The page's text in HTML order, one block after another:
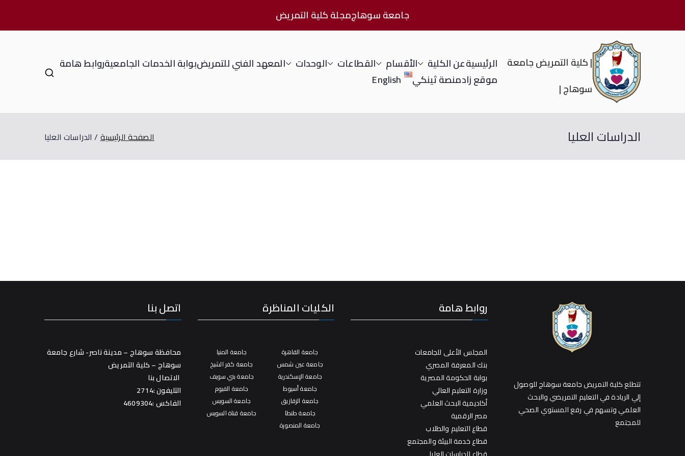
جامعة سوهاجمجلة كلية التمريض
| كلية التمريض جامعة
سوهاج |
الرئيسيةعن الكلية الأقسام القطاعات الوحدات المعهد الفني للتمريضبوابة الخدمات الجامعيةروابط هامة
موقع زادمنصة ثينكي English
الدراسات العليا الصفحة الرئيسية الدراسات العليا
تتطلع كلية التمريض جامعة سوهاج للوصول
إلي الريادة في التعليم التمريضي والبحث
العلمي وتسهم في رفع المستوي الصحي
للمجتمع
روابط هامة
المجلس الأعلى للجامعات
بنك المعرفة المصري
بوابة الحكومة المصرية
وزارة التعليم العالي
أكاديمية البحث العلمي
مصر الرقمية
قطاع التعليم والطلاب
قطاع خدمة البيئة والمجتمع
الكليات المناظرة
جامعة القاهرة
جامعة عين شمس
جامعة الإسكندرية
جامعة أسيوط
جامعة الزقازيق
جامعة طنطا
جامعة المنصورة
جامعة المنيا
جامعة كفر الشيخ
جامعة بني سويف
جامعة الفيوم
جامعة السويس
جامعة قناة السويس
اتصل بنا
محافظة سوهاج – مدينة ناصر- شارع جامعة
سوهاج – كلية التمريض
الاتصال بنا
التليفون :2714
الفاكس :4609304